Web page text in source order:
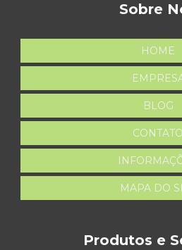
Sobre
HOME
BLOG
CONTATO
MAPA DO
Produtos e